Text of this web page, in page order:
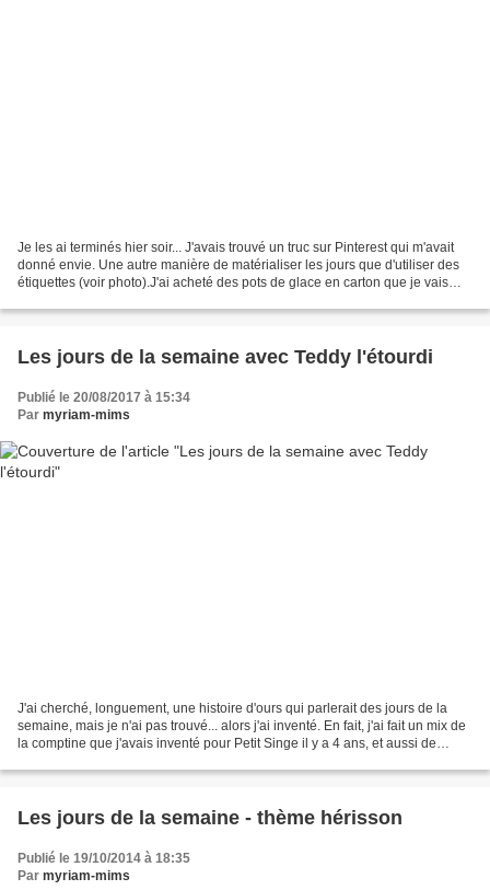
Je les ai terminés hier soir... J'avais trouvé un truc sur Pinterest qui m'avait
donné envie. Une autre manière de matérialiser les jours que d'utiliser des
étiquettes (voir photo).J'ai acheté des pots de glace en carton que je vais
Les jours de la semaine avec Teddy l'étourdi
Publié le 20/08/2017 à 15:34
Par myriam-mims
J'ai cherché, longuement, une histoire d'ours qui parlerait des jours de la
semaine, mais je n'ai pas trouvé... alors j'ai inventé. En fait, j'ai fait un mix de
la comptine que j'avais inventé pour Petit Singe il y a 4 ans, et aussi de
Les jours de la semaine - thème hérisson
Publié le 19/10/2014 à 18:35
Par myriam-mims